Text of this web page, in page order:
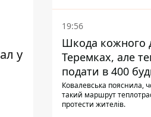
у
19:56
Шкода кожного
Теремках, але
подати в 400
депутатка
Ковалевська пояснила,
такий маршрут
протести жителів.